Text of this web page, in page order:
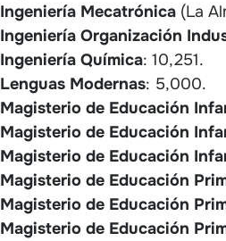
Ingeniería Mecatrónica (La
Ingeniería Organización
Ingeniería Química: 10,251.
Lenguas Modernas: 5,000.
Magisterio de Educación
Magisterio de Educación
Magisterio de Educación
Magisterio de Educación
Magisterio de Educación
Magisterio de Educación